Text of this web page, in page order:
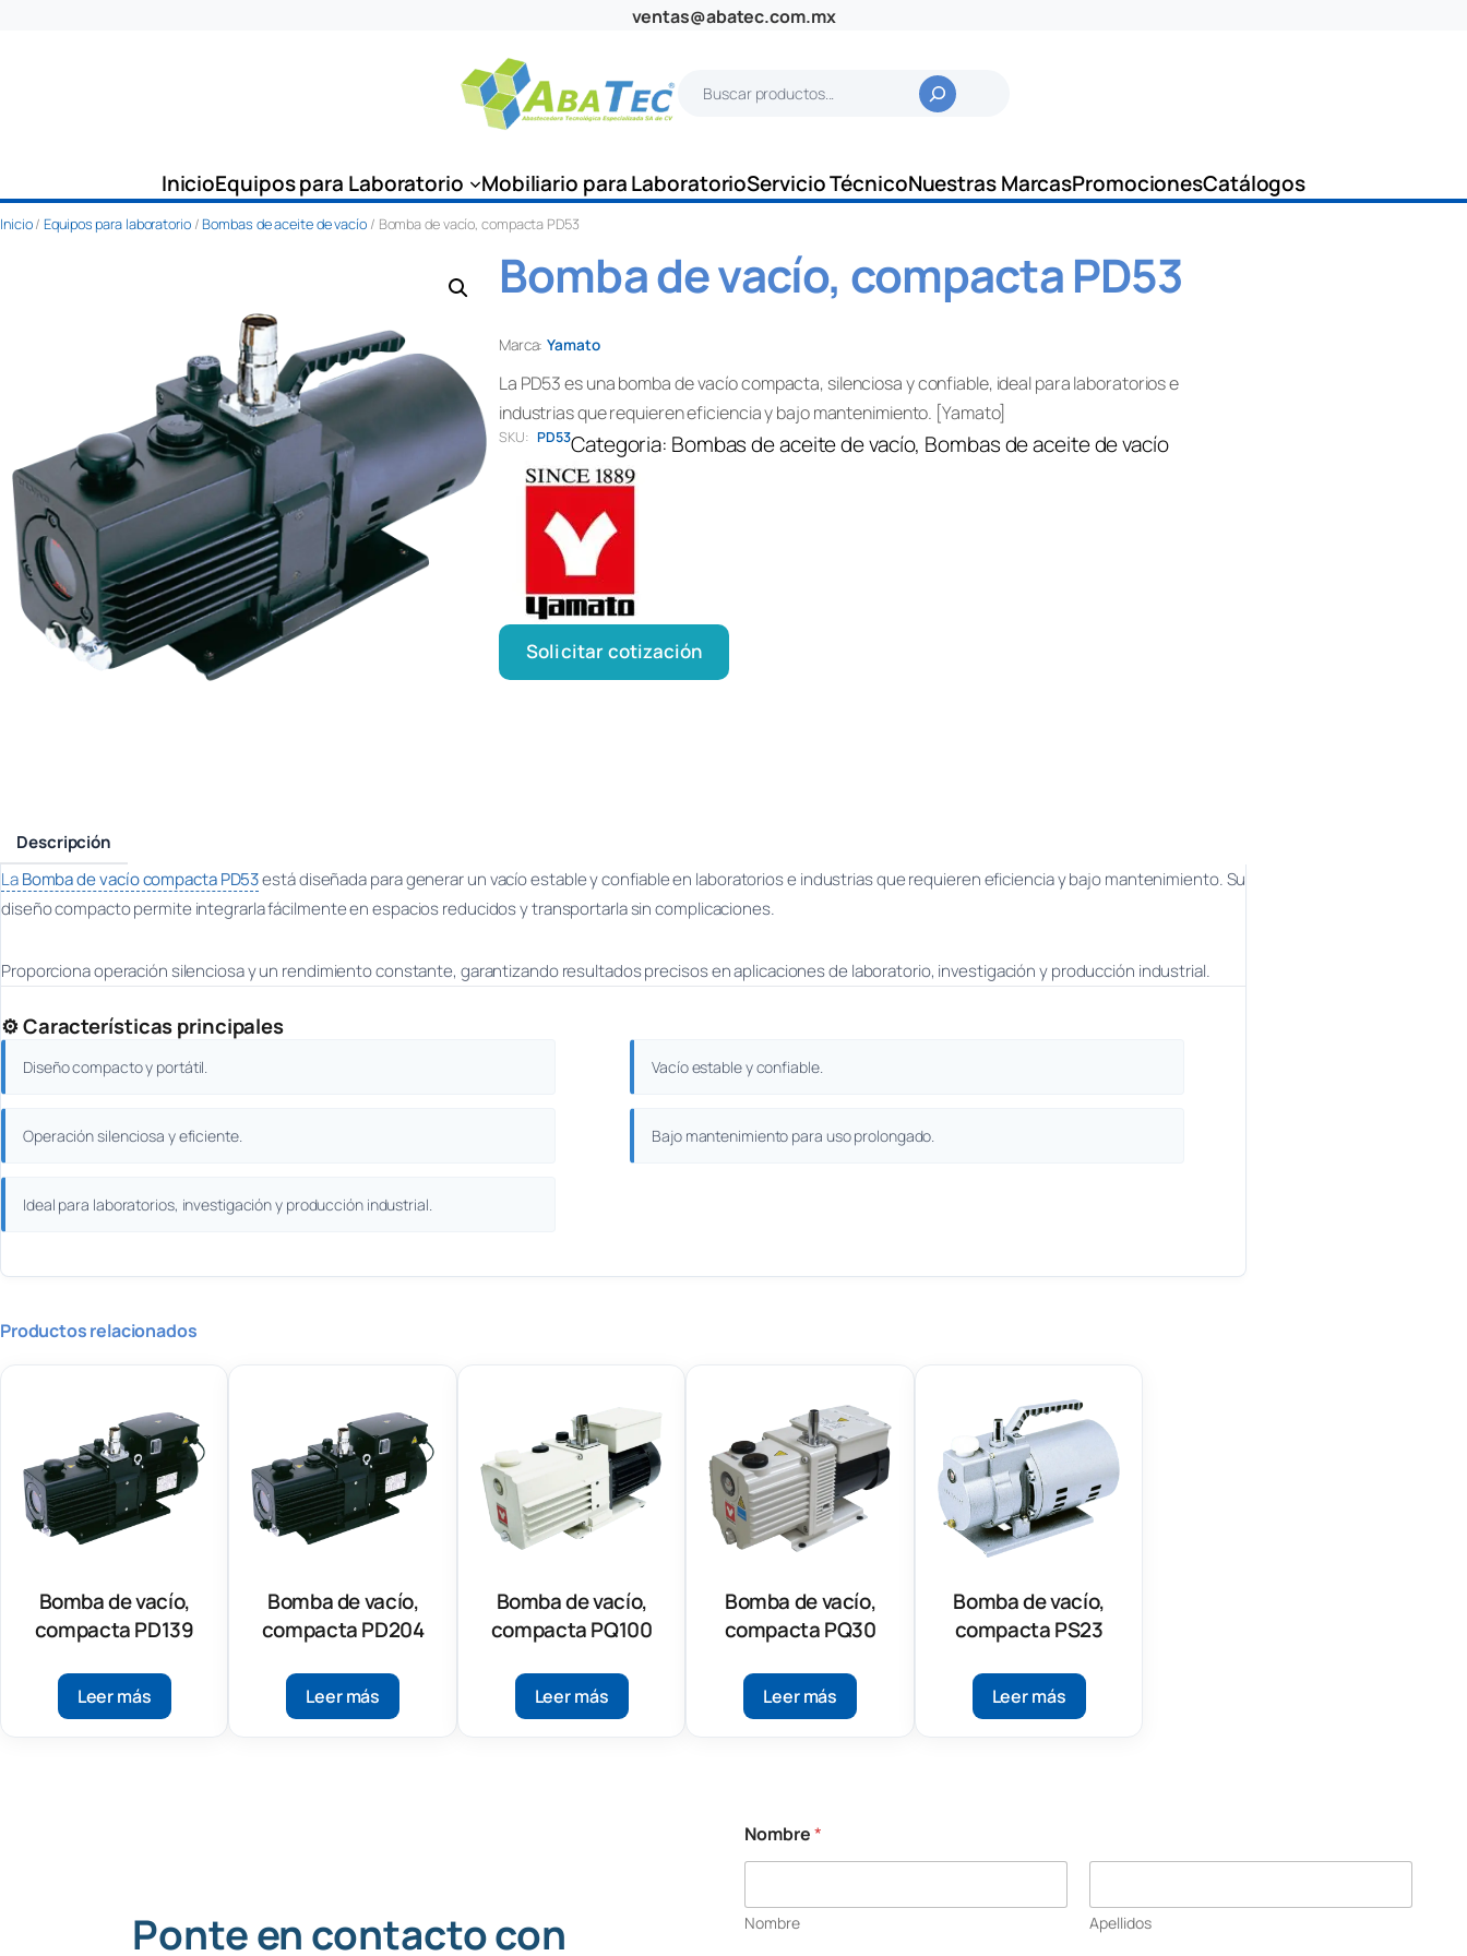
ventas@abatec.com.mx
c
a
InicioEquipos para Laboratorio Mobiliario para LaboratorioServicio TécnicoNuestras MarcasPromocionesCatálogos
Inicio/Equipos para laboratorio/Bombas de aceite de vacío/ Bomba de vacío, compacta PD53
Bomba de vacío, compacta PD53
Marca: Yamato
La PD53 es una bomba de vacío compacta, silenciosa y confiable, ideal para laboratorios e
industrias que requieren eficiencia y bajo mantenimiento. [Yamato]
SKU: PD53Categoria: Bombas de aceite de vacío, Bombas de aceite de vacío
Solicitar cotización
Descripción
LaBomba de vacío compacta PD53está diseñada para generar un vacío estable y confiable en laboratorios e industrias que requieren eficiencia y bajo mantenimiento. Su
diseño compacto permite integrarla fácilmente en espacios reducidos y transportarla sin complicaciones.
Proporciona operación silenciosa y un rendimiento constante, garantizando resultados precisos en aplicaciones de laboratorio, investigación y producción industrial.
⚙️ Características principales
Diseño compacto y portátil. Vacío estable y confiable.
Operación silenciosa y eficiente. Bajo mantenimiento para uso prolongado.
Ideal para laboratorios, investigación y producción industrial.
Productos relacionados
Bomba de vacío,
compacta PD139
Leer más
Bomba de vacío,
compacta PD204
Leer más
Bomba de vacío,
compacta PQ100
Leer más
Bomba de vacío,
compacta PQ30
Leer más
Bomba de vacío,
compacta PS23
Leer más
Ponte en contacto con
Nombre*
Nombre Apellidos